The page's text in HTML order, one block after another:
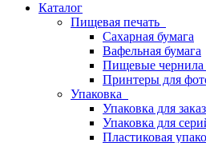
Каталог
Пищевая печать
Сахарная бумага
Вафельная бумага
Пищевые чернила
Принтеры для
Упаковка
Упаковка для
Упаковка для
Пластиковая